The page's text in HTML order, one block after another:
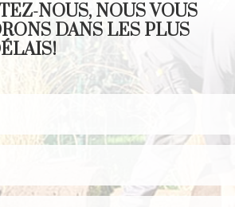
NOUS, NOUS VOUS
DANS LES PLUS